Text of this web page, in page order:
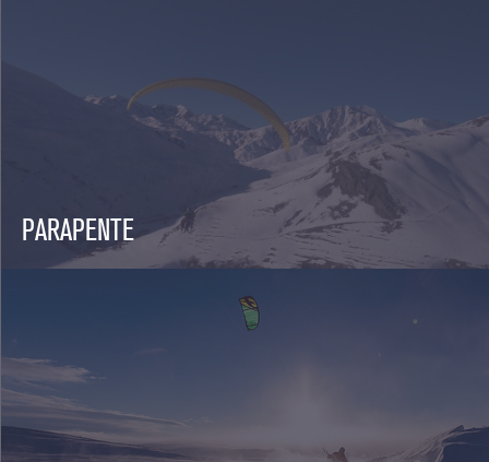
PARAPENTE